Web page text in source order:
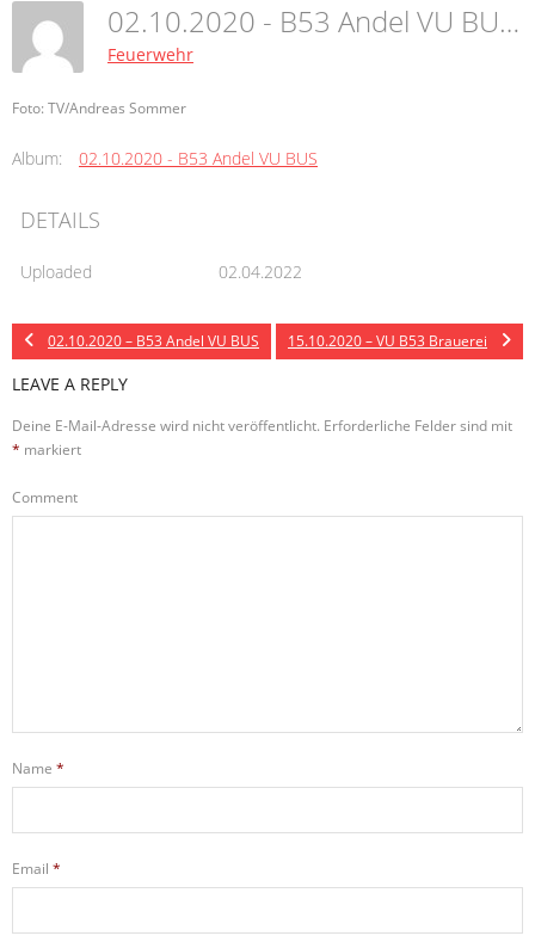
02.10.2020 - B53 Andel VU BUS
Feuerwehr
Foto: TV/Andreas Sommer
Album: 02.10.2020 - B53 Andel VU BUS
DETAILS
Uploaded 02.04.2022
02.10.2020 – B53 Andel VU BUS 15.10.2020 – VU B53 Brauerei
LEAVE A REPLY
Deine E-Mail-Adresse wird nicht veröffentlicht. Erforderliche Felder sind mit
* markiert
Comment
Name *
Email *